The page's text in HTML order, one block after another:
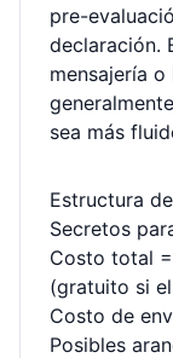
pre-
declaración.
mensajería
sea más
Estructura
Secretos
Costo total
(gratuito si
Costo de
Posibles